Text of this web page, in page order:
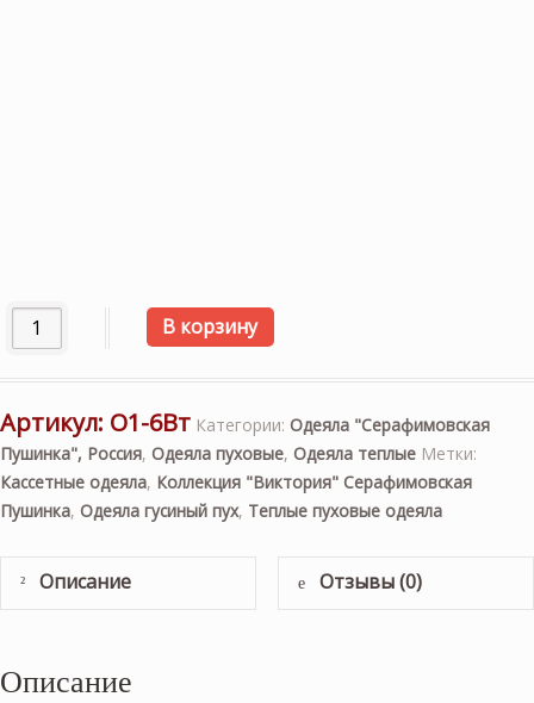
Количество товара «Виктория» 200×220см. Теплое
В корзину
Артикул: О1-6Вт Категории: Одеяла "Серафимовская
Пушинка", Россия, Одеяла пуховые, Одеяла теплые Метки:
Кассетные одеяла, Коллекция "Виктория" Серафимовская
Пушинка, Одеяла гусиный пух, Теплые пуховые одеяла
Описание Отзывы (0)
Описание